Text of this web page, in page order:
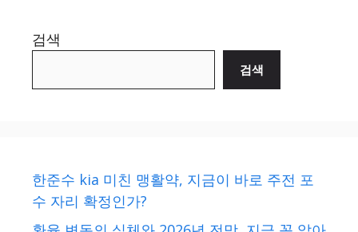
검색
검색
한준수 kia 미친 맹활약, 지금이 바로 주전 포
수 자리 확정인가?